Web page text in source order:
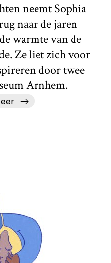
neemt Sophia
naar de jaren
warmte van de
Ze liet zich voor
door twee
Arnhem.